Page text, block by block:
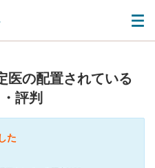
医の配置されている
評判
た